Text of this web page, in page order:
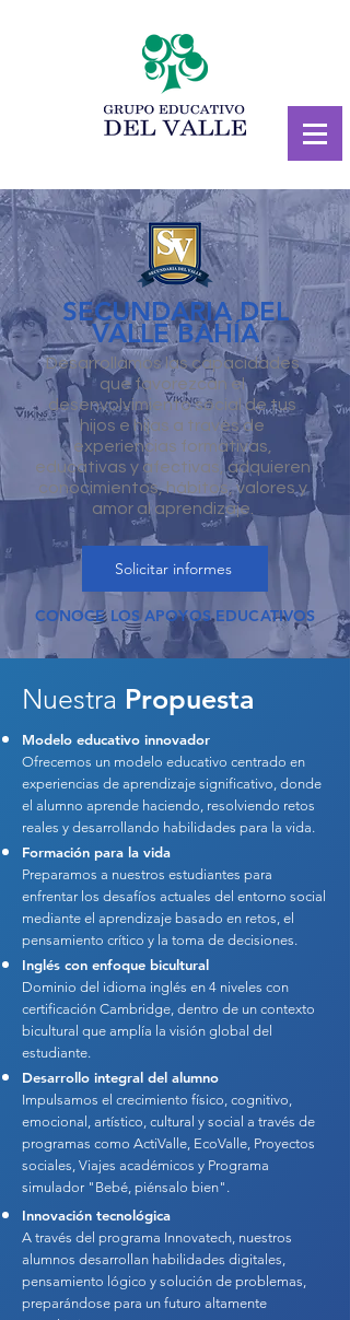
SECUNDARIA DEL
VALLE BAHÍA
Desarrollamos las capacidades
que favorezcan el
desenvolvimiento social de tus
hijos e hijas a través de
experiencias formativas,
educativas y afectivas, adquieren
conocimientos, hábitos, valores y
amor al aprendizaje.
Solicitar informes
CONOCE LOS APOYOS EDUCATIVOS
Nuestra Propuesta
Modelo educativo innovador
Ofrecemos un modelo educativo centrado en
experiencias de aprendizaje significativo, donde
el alumno aprende haciendo, resolviendo retos
reales y desarrollando habilidades para la vida.
Formación para la vida
Preparamos a nuestros estudiantes para
enfrentar los desafíos actuales del entorno social
mediante el aprendizaje basado en retos, el
pensamiento crítico y la toma de decisiones.
Inglés con enfoque bicultural
Dominio del idioma inglés en 4 niveles con
certificación Cambridge, dentro de un contexto
bicultural que amplía la visión global del
estudiante.
Desarrollo integral del alumno
Impulsamos el crecimiento físico, cognitivo,
emocional, artístico, cultural y social a través de
programas como ActiValle, EcoValle, Proyectos
sociales, Viajes académicos y Programa
simulador "Bebé, piénsalo bien".
Innovación tecnológica
A través del programa Innovatech, nuestros
alumnos desarrollan habilidades digitales,
pensamiento lógico y solución de problemas,
preparándose para un futuro altamente